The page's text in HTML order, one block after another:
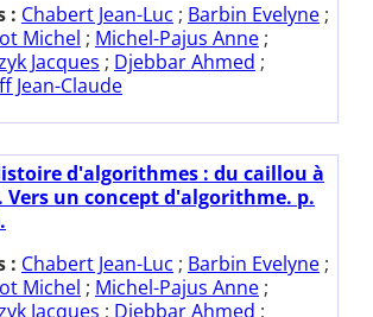
: Chabert Jean-Luc ; Barbin Evelyne ;
Michel ; Michel-Pajus Anne ;
Jacques ; Djebbar Ahmed ;
Jean-Claude
d'algorithmes : du caillou à
Vers un concept d'algorithme. p.
: Chabert Jean-Luc ; Barbin Evelyne ;
Michel ; Michel-Pajus Anne ;
Jacques ; Djebbar Ahmed ;